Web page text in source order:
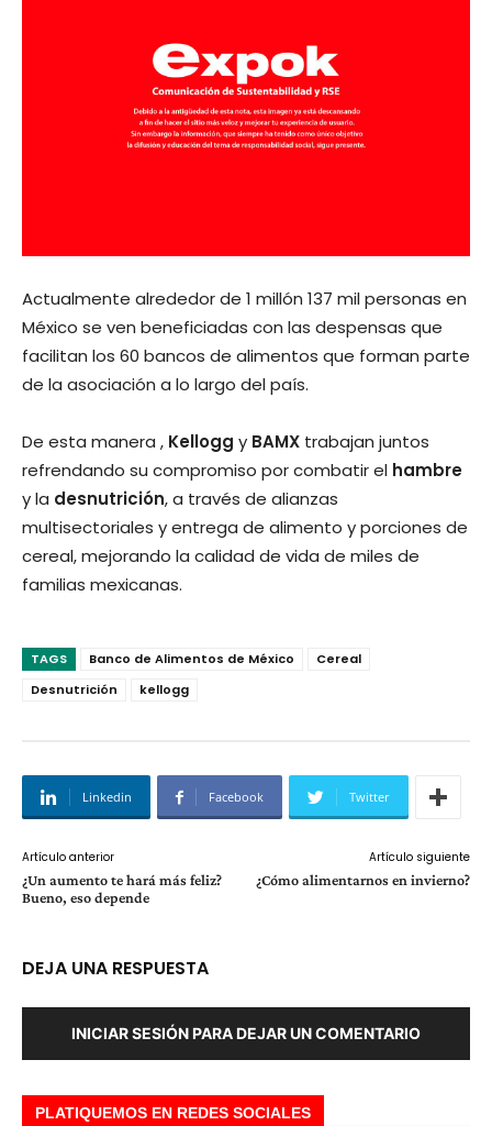
Actualmente alrededor de 1 millón 137 mil personas en
México se ven beneficiadas con las despensas que
facilitan los 60 bancos de alimentos que forman parte
de la asociación a lo largo del país.
De esta manera , Kellogg y BAMX trabajan juntos
refrendando su compromiso por combatir el hambre
y la desnutrición, a través de alianzas
multisectoriales y entrega de alimento y porciones de
cereal, mejorando la calidad de vida de miles de
familias mexicanas.
TAGS Banco de Alimentos de México
Cereal
Desnutrición
kellogg
Linkedin Facebook Twitter
Artículo anterior
¿Un aumento te hará más feliz?
Bueno, eso depende
Artículo siguiente
¿Cómo alimentarnos en invierno?
DEJA UNA RESPUESTA
INICIAR SESIÓN PARA DEJAR UN COMENTARIO
PLATIQUEMOS EN REDES SOCIALES